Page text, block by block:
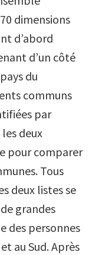
dimensions
d’abord
d’un côté
du
communs
par
deux
pour comparer
Tous
deux listes se
grandes
des personnes
au Sud. Après